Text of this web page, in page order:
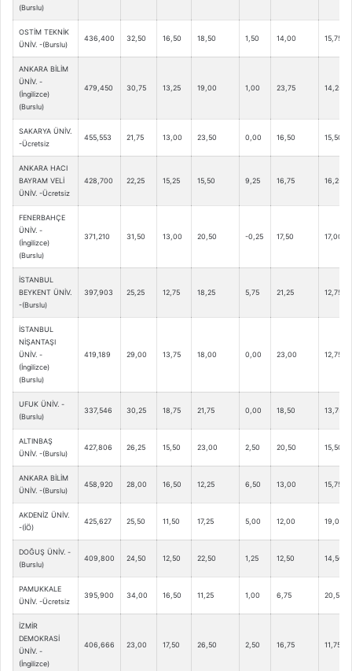
(Burslu)
OSTİM TEKNİK
ÜNİV. -(Burslu)
436,400 32,50 16,50 18,50 1,50 14,00 15,75
ANKARA BİLİM
ÜNİV. -
(İngilizce)
(Burslu)
479,450 30,75 13,25 19,00 1,00 23,75 14,25
SAKARYA ÜNİV.
-Ücretsiz
455,553 21,75 13,00 23,50 0,00 16,50 15,50
ANKARA HACI
BAYRAM VELİ
ÜNİV. -Ücretsiz
428,700 22,25 15,25 15,50 9,25 16,75 16,25
FENERBAHÇE
ÜNİV. -
(İngilizce)
(Burslu)
371,210 31,50 13,00 20,50 -0,25 17,50 17,00
İSTANBUL
BEYKENT ÜNİV.
-(Burslu)
397,903 25,25 12,75 18,25 5,75 21,25 12,75
İSTANBUL
NİŞANTAŞI
ÜNİV. -
(İngilizce)
(Burslu)
419,189 29,00 13,75 18,00 0,00 23,00 12,75
UFUK ÜNİV. -
(Burslu)
337,546 30,25 18,75 21,75 0,00 18,50 13,75
ALTINBAŞ
ÜNİV. -(Burslu)
427,806 26,25 15,50 23,00 2,50 20,50 15,50
ANKARA BİLİM
ÜNİV. -(Burslu)
458,920 28,00 16,50 12,25 6,50 13,00 15,75
AKDENİZ ÜNİV.
-(İÖ)
425,627 25,50 11,50 17,25 5,00 12,00 19,00
DOĞUŞ ÜNİV. -
(Burslu)
409,800 24,50 12,50 22,50 1,25 12,50 14,50
PAMUKKALE
ÜNİV. -Ücretsiz
395,900 34,00 16,50 11,25 1,00 6,75 20,50
İZMİR
DEMOKRASİ
ÜNİV. -
(İngilizce)
406,666 23,00 17,50 26,50 2,50 16,75 11,75